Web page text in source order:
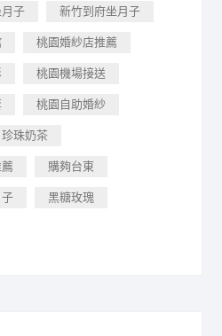
子 新竹到府坐月子
桃園婚紗店推薦
桃園機場接送
桃園自助婚紗
珍珠奶茶
購夠台東
黑糖玫瑰